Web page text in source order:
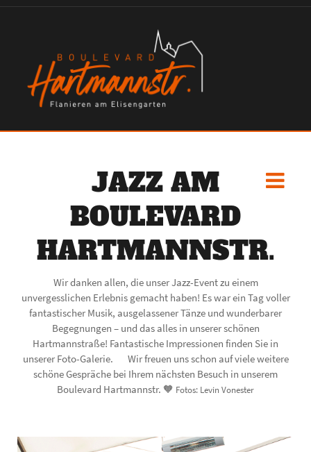
JAZZ AM
BOULEVARD
HARTMANNSTR.
Wir danken allen, die unser Jazz-Event zu einem
unvergesslichen Erlebnis gemacht haben! Es war ein Tag voller
fantastischer Musik, ausgelassener Tänze und wunderbarer
Begegnungen – und das alles in unserer schönen
Hartmannstraße! Fantastische Impressionen finden Sie in
unserer Foto-Galerie. Wir freuen uns schon auf viele weitere
schöne Gespräche bei Ihrem nächsten Besuch in unserem
Boulevard Hartmannstr. 🧡 Fotos: Levin Vonester